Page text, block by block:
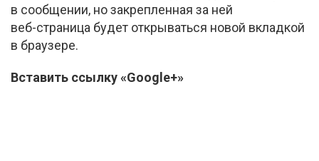
в сообщении, но закрепленная за ней
веб-страница будет открываться новой вкладкой
в браузере.
Вставить ссылку «Google+»